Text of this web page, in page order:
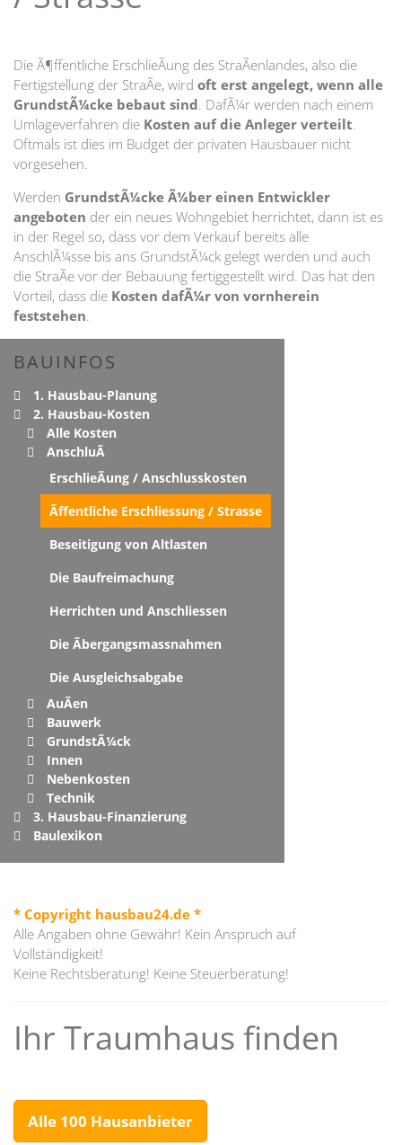
Die Ã¶ffentliche ErschlieÃung des StraÃenlandes, also die
Fertigstellung der StraÃe, wird oft erst angelegt, wenn alle
GrundstÃ¼cke bebaut sind. DafÃ¼r werden nach einem
Umlageverfahren die Kosten auf die Anleger verteilt.
Oftmals ist dies im Budget der privaten Hausbauer nicht
vorgesehen.
Werden GrundstÃ¼cke Ã¼ber einen Entwickler
angeboten der ein neues Wohngebiet herrichtet, dann ist es
in der Regel so, dass vor dem Verkauf bereits alle
AnschlÃ¼sse bis ans GrundstÃ¼ck gelegt werden und auch
die StraÃe vor der Bebauung fertiggestellt wird. Das hat den
Vorteil, dass die Kosten dafÃ¼r von vornherein
feststehen.
BAUINFOS
1. Hausbau-Planung
2. Hausbau-Kosten
Alle Kosten
AnschluÃ
ErschlieÃung / Anschlusskosten
Ãffentliche Erschliessung / Strasse
Beseitigung von Altlasten
Die Baufreimachung
Herrichten und Anschliessen
Die Ãbergangsmassnahmen
Die Ausgleichsabgabe
AuÃen
Bauwerk
GrundstÃ¼ck
Innen
Nebenkosten
Technik
3. Hausbau-Finanzierung
Baulexikon
* Copyright hausbau24.de *
Alle Angaben ohne Gewähr! Kein Anspruch auf
Vollständigkeit!
Keine Rechtsberatung! Keine Steuerberatung!
Ihr Traumhaus finden
Alle 100 Hausanbieter